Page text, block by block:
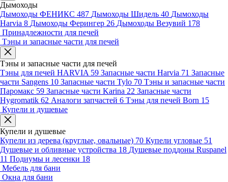
Дымоходы
Дымоходы ФЕНИКС 487 Дымоходы Шидель 40 Дымоходы
Harvia 8 Дымоходы Ферингер 26 Дымоходы Везувий 178
Принадлежности для печей
Тэны и запасные части для печей
Тэны и запасные части для печей
Тэны для печей HARVIA 59 Запасные части Harvia 71 Запасные
части Sangens 10 Запасные части Tylo 70 Тэны и запасные части
Паромакс 59 Запасные части Karina 22 Запасные части
Hygromatik 62 Аналоги запчастей 6 Тэны для печей Born 15
Купели и душевые
Купели и душевые
Купели из дерева (круглые, овальные) 70 Купели угловые 51
Душевые и обливные устройства 18 Душевые поддоны Ruspanel
11 Подиумы и лесенки 18
Мебель для бани
Окна для бани